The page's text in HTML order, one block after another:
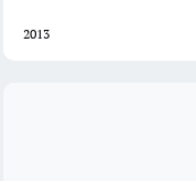
2013